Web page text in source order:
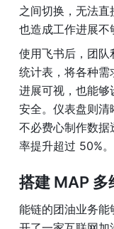
之间切换，无法
也造成工作进展不
使用飞书后，团
统计表，将各种
进展可视，也能
安全。仪表盘则清
不必费心制作数据
率提升超过 50%。
搭建 MAP 多
能链的团油业务能